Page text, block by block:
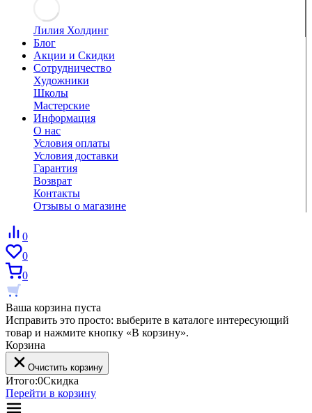
Лилия Холдинг
Блог
Акции и Скидки
Сотрудничество
Художники
Школы
Мастерские
Информация
О нас
Условия оплаты
Условия доставки
Гарантия
Возврат
Контакты
Отзывы о магазине
0
0
0
Ваша корзина пуста
Исправить это просто: выберите в каталоге интересующий
товар и нажмите кнопку «В корзину».
Корзина
Очистить корзину
Итого:0Скидка
Перейти в корзину